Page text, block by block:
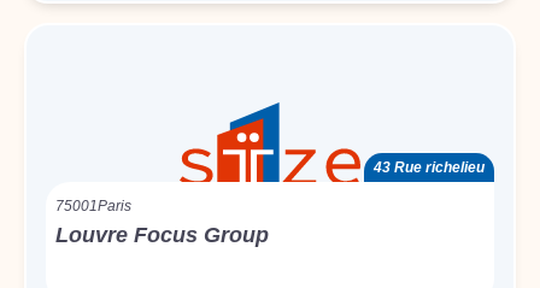
43 Rue richelieu
75001Paris
Louvre Focus Group